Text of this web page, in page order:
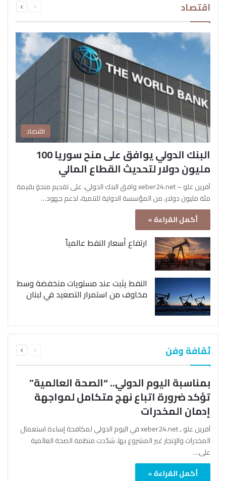
اقتصاد الصفحةالصفحة
اقتصاد
البنك الدولي يوافق على منح سوريا 100
مليون دولار لتحديث القطاع المالي
آفرين علو – xeber24.net وافق البنك الدولي، على تقديم منحةٍ بقيمة
مئة مليون دولار، من المؤسسة الدولية للتنمية، لدعم جهود…
أكمل القراءة »
ارتفاع أسعار النفط عالمياً
النفط يثبت عند مستويات منخفضة وسط
مخاوف من استمرار التصعيد في لبنان
ثقافة وفن الصفحةالصفحة
بمناسبة اليوم الدولي.. “الصحة العالمية”
تؤكد ضرورة اتباع نهج متكامل لمواجهة
إدمان المخدرات
آفرين علو ـ xeber24.net في اليوم الدولي لمكافحة إساءة استعمال
المخدرات والإتجار غير المشروع بها، شدّدت منظمة الصحة العالمية
على…
أكمل القراءة »